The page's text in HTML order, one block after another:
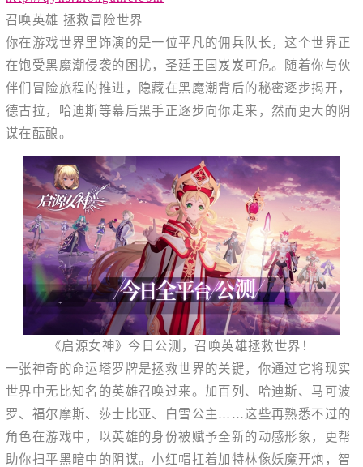
召唤英雄 拯救冒险世界
你在游戏世界里饰演的是一位平凡的佣兵队长，这个世界正
在饱受黑魔潮侵袭的困扰，圣廷王国岌岌可危。随着你与伙
伴们冒险旅程的推进，隐藏在黑魔潮背后的秘密逐步揭开，
德古拉，哈迪斯等幕后黑手正逐步向你走来，然而更大的阴
谋在酝酿。
《启源女神》今日公测，召唤英雄拯救世界！
一张神奇的命运塔罗牌是拯救世界的关键，你通过它将现实
世界中无比知名的英雄召唤过来。加百列、哈迪斯、马可波
罗、福尔摩斯、莎士比亚、白雪公主……这些再熟悉不过的
角色在游戏中，以英雄的身份被赋予全新的动感形象，更帮
助你扫平黑暗中的阴谋。小红帽扛着加特林像妖魔开炮，智